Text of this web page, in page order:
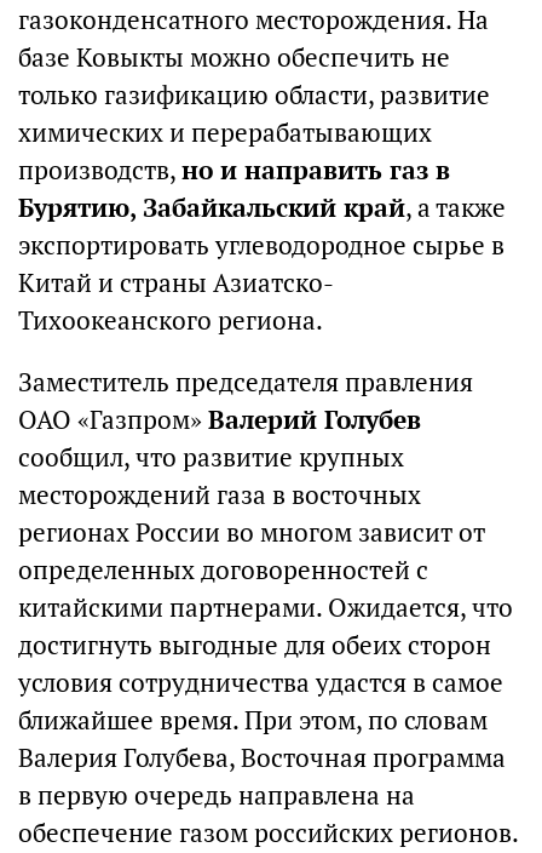
газоконденсатного месторождения. На
базе Ковыкты можно обеспечить не
только газификацию области, развитие
химических и перерабатывающих
производств,но и направить газ в
Бурятию, Забайкальский край, а также
экспортировать углеводородное сырье в
Китай и страны Азиатско-
Тихоокеанского региона.
Заместитель председателя правления
ОАО «Газпром»Валерий Голубев
сообщил, что развитие крупных
месторождений газа в восточных
регионах России во многом зависит от
определенных договоренностей с
китайскими партнерами. Ожидается, что
достигнуть выгодные для обеих сторон
условия сотрудничества удастся в самое
ближайшее время. При этом, по словам
Валерия Голубева, Восточная программа
в первую очередь направлена на
обеспечение газом российских регионов.